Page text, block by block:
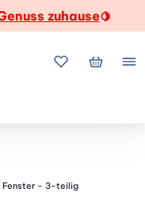
zuhause🍋
MeineMein
Fenster - 3-teilig